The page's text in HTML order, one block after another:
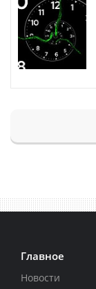
Главное
Новости